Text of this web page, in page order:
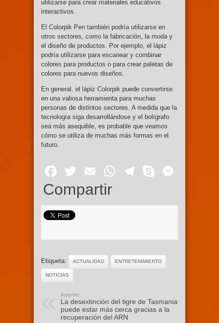
utilizarse para crear materiales educativos
interactivos.
El Colorpik Pen también podría utilizarse en
otros sectores, como la fabricación, la moda y
el diseño de productos. Por ejemplo, el lápiz
podría utilizarse para escanear y combinar
colores para productos o para crear paletas de
colores para nuevos diseños.
En general, el lápiz Colorpik puede convertirse
en una valiosa herramienta para muchas
personas de distintos sectores. A medida que la
tecnología siga desarrollándose y el bolígrafo
sea más asequible, es probable que veamos
cómo se utiliza de muchas más formas en el
futuro.
Facebook
Twitter
EmailWhatsApp
Telegram
Skype
Compartir
Etiqueta: ACTUALIDAD ENTRETENIMIENTO
NOTICIAS
Anterior:
La desextinción del tigre de Tasmania
puede estar más cerca gracias a la
recuperación del ARN